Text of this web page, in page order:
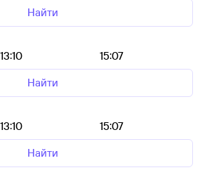
Найти
13:10
15:07
Найти
13:10
15:07
Найти